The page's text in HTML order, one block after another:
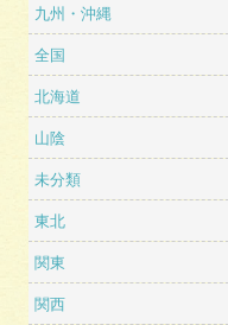
九州・沖縄
全国
北海道
山陰
未分類
東北
関東
関西